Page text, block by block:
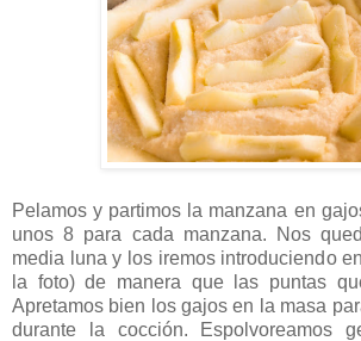
Pelamos y partimos la manzana en
unos 8 para cada manzana. Nos
media luna y los iremos introduciendo
la foto) de manera que las puntas
Apretamos bien los gajos en la masa
durante la cocción. Espolvoreamos